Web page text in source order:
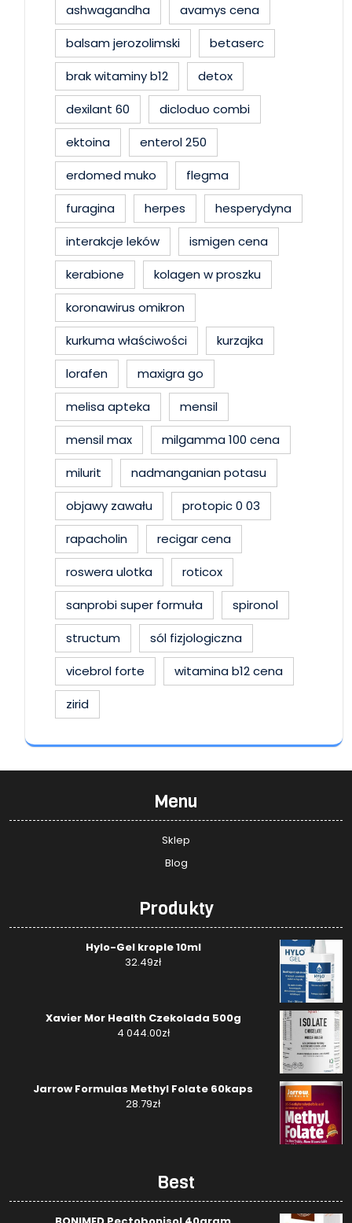
ashwagandha
avamys cena
balsam jerozolimski
betaserc
brak witaminy b12
detox
dexilant 60
dicloduo combi
ektoina
enterol 250
erdomed muko
flegma
furagina
herpes
hesperydyna
interakcje leków
ismigen cena
kerabione
kolagen w proszku
koronawirus omikron
kurkuma właściwości
kurzajka
lorafen
maxigra go
melisa apteka
mensil
mensil max
milgamma 100 cena
milurit
nadmanganian potasu
objawy zawału
protopic 0 03
rapacholin
recigar cena
roswera ulotka
roticox
sanprobi super formuła
spironol
structum
sól fizjologiczna
vicebrol forte
witamina b12 cena
zirid
Menu
Sklep
Blog
Produkty
Hylo-Gel krople 10ml
32.49zł
Xavier Mor Health Czekolada 500g
4 044.00zł
Jarrow Formulas Methyl Folate 60kaps
28.79zł
Best